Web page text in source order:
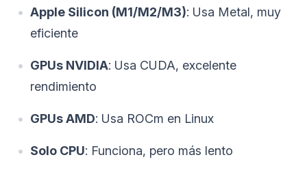
Apple Silicon (M1/M2/M3): Usa Metal, muy
eficiente
GPUs NVIDIA: Usa CUDA, excelente
rendimiento
GPUs AMD: Usa ROCm en Linux
Solo CPU: Funciona, pero más lento